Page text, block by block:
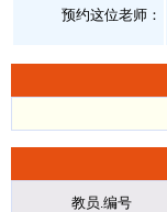
预约这位老师：
教员.编号